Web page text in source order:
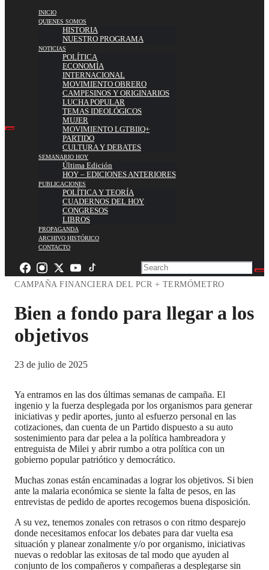
INICIO
QUIENES SOMOS
HISTORIA
NUESTRO PROGRAMA
NOTICIAS
POLÍTICA
ECONOMÍA
INTERNACIONAL
MOVIMIENTO OBRERO
CAMPESINOS Y ORIGINARIOS
LUCHA POPULAR
TEMAS IDEOLÓGICOS
MUJER
MOVIMIENTO LGTBIIQ+
PARTIDO
CULTURA Y DEBATES
SEMANARIO HOY
Última Edición
HOY – EDICIONES ANTERIORES
PUBLICACIONES
POLÍTICA Y TEORÍA
CUADERNOS DEL HOY
CONGRESOS
LIBROS
PROPAGANDA
ARCHIVO HISTÓRICO
CONTACTO
CAMPAÑA FINANCIERA DEL PCR + TERMÓMETRO
Bien a fondo para llegar a los
objetivos
23 de julio de 2025
Ya entramos en las dos últimas semanas de campaña. El
ingenio y la fuerza desplegada por los organismos para generar
iniciativas y pedir aportes, junto al esfuerzo personal en las
cotizaciones, dan cuenta de un Partido dispuesto a su auto
sostenimiento para dar pelea a la política hambreadora y
entreguista de Milei y abrir rumbo a otra política con un
gobierno popular patriótico y democrático.
Muchas zonas están encaminadas a lograr los objetivos. Si bien
ante la malaria económica se siente la falta de pesos, en las
entrevistas de pedido de aportes recogemos buena disposición.
A su vez, tenemos zonales con retrasos o con ritmo desparejo
donde necesitamos enfocar los debates para dar vuelta esa
situación y planear zonalmente y/o por organismo, iniciativas
nuevas o redoblar las exitosas de tal modo que ayuden al
conjunto de los compañeros y compañeras a desplegarse sin